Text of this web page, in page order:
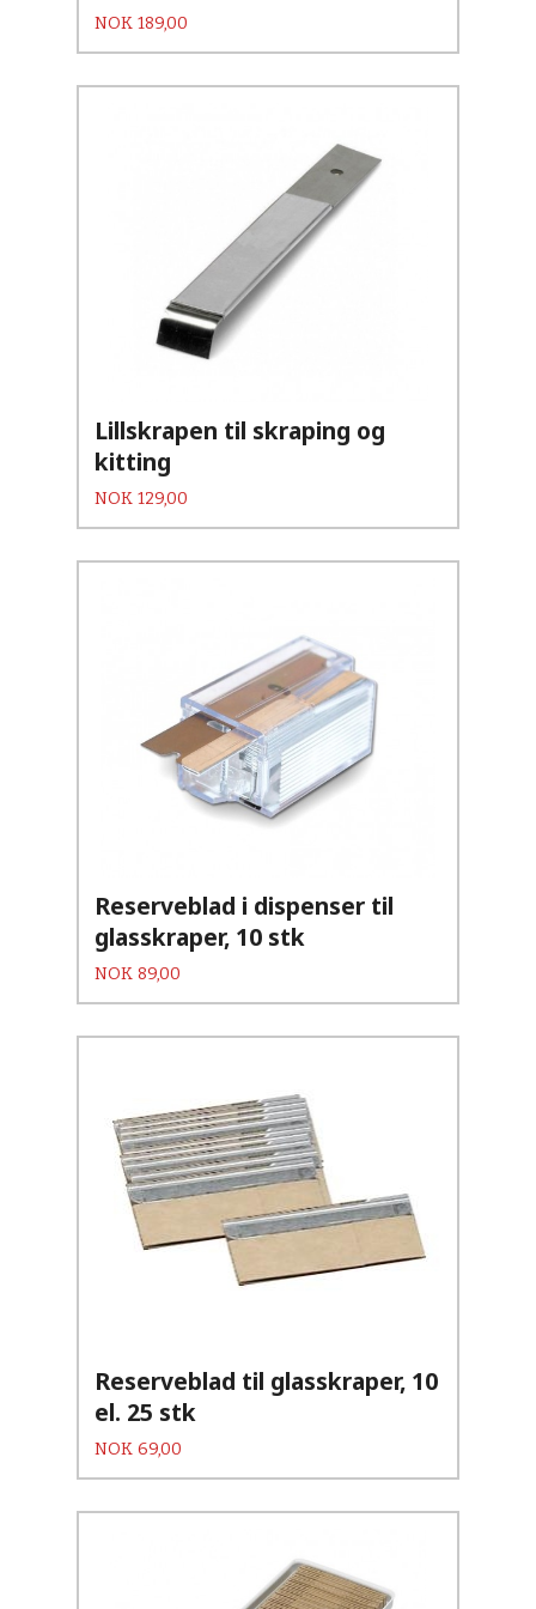
Pris
NOK 189,00
Lillskrapen til skraping og
kitting
Pris
NOK 129,00
Reserveblad i dispenser til
glasskraper, 10 stk
Pris
NOK 89,00
Reserveblad til glasskraper, 10
el. 25 stk
Pris
NOK 69,00